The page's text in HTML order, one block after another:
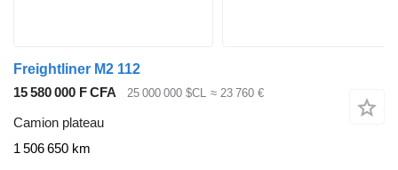
Freightliner M2 112
15 580 000 F CFA
25 000 000 $CL ≈ 23 760 €
Camion plateau
1 506 650 km